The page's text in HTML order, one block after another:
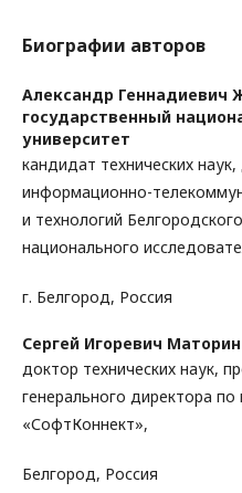
Биографии авторов
Александр Геннадиевич
государственный
университет
кандидат технических
информационно-
и технологий
национального
г. Белгород, Россия
Сергей Игоревич
доктор технических наук,
генерального директора
«СофтКоннект»,
Белгород, Россия